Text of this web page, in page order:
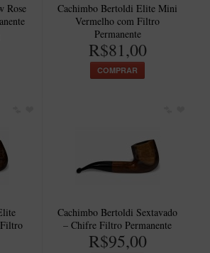
Rose
Cachimbo Bertoldi Elite Mini
Vermelho com Filtro
Permanente
R$81,00
COMPRAR
Cachimbo Bertoldi Sextavado
– Chifre Filtro Permanente
R$95,00